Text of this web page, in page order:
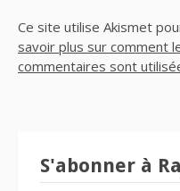
Ce site utilise Akismet
savoir plus sur comment
commentaires sont
S'abonner à